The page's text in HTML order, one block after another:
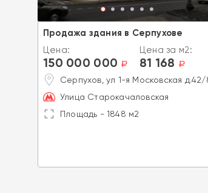
Продажа здания в Серпухове
Цена:
150 000 000 a
Цена за м2:
81 168 a
Серпухов, ул 1-я Московская д.42/
Улица Старокачаловская
Площадь - 1848 м2